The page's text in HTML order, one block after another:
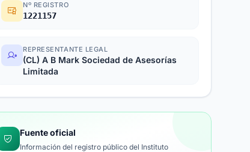
Nº REGISTRO
1221157
REPRESENTANTE LEGAL
(CL) A B Mark Sociedad de Asesorías
Limitada
Fuente oficial
Información del registro público del Instituto